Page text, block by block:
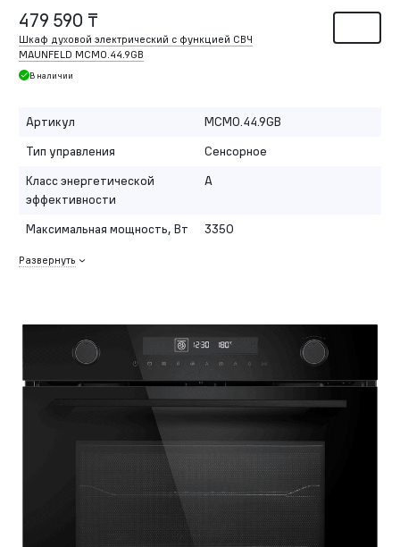
479 590 ₸
Шкаф духовой электрический с функцией СВЧ
MAUNFELD MCMO.44.9GB
В наличии
Артикул
MCMO.44.9GB
Тип управления
Сенсорное
Класс энергетической
эффективности
A
Максимальная мощность, Вт 3350
Развернуть